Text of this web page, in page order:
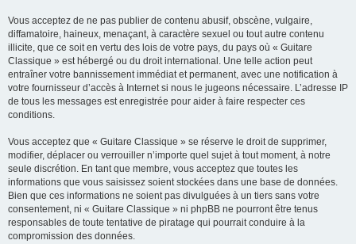
Vous acceptez de ne pas publier de contenu abusif, obscène, vulgaire,
diffamatoire, haineux, menaçant, à caractère sexuel ou tout autre contenu
illicite, que ce soit en vertu des lois de votre pays, du pays où « Guitare
Classique » est hébergé ou du droit international. Une telle action peut
entraîner votre bannissement immédiat et permanent, avec une notification à
votre fournisseur d’accès à Internet si nous le jugeons nécessaire. L’adresse IP
de tous les messages est enregistrée pour aider à faire respecter ces
conditions.
Vous acceptez que « Guitare Classique » se réserve le droit de supprimer,
modifier, déplacer ou verrouiller n’importe quel sujet à tout moment, à notre
seule discrétion. En tant que membre, vous acceptez que toutes les
informations que vous saisissez soient stockées dans une base de données.
Bien que ces informations ne soient pas divulguées à un tiers sans votre
consentement, ni « Guitare Classique » ni phpBB ne pourront être tenus
responsables de toute tentative de piratage qui pourrait conduire à la
compromission des données.